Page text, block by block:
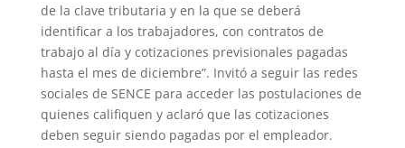
de la clave tributaria y en la que se deberá
identificar a los trabajadores, con contratos de
trabajo al día y cotizaciones previsionales pagadas
hasta el mes de diciembre”. Invitó a seguir las redes
sociales de SENCE para acceder las postulaciones de
quienes califiquen y aclaró que las cotizaciones
deben seguir siendo pagadas por el empleador.